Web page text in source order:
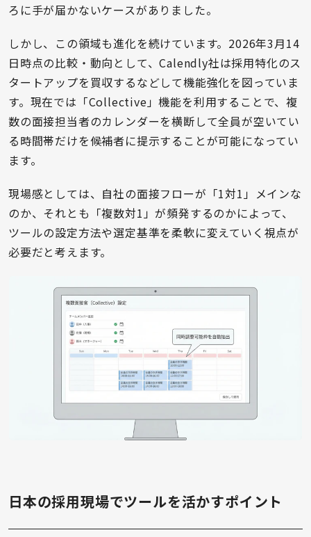
ろに手が届かないケースがありました。
しかし、この領域も進化を続けています。2026年3月14
日時点の比較・動向として、Calendly社は採用特化のス
タートアップを買収するなどして機能強化を図っていま
す。現在では「Collective」機能を利用することで、複
数の面接担当者のカレンダーを横断して全員が空いてい
る時間帯だけを候補者に提示することが可能になってい
ます。
現場感としては、自社の面接フローが「1対1」メインな
のか、それとも「複数対1」が頻発するのかによって、
ツールの設定方法や選定基準を柔軟に変えていく視点が
必要だと考えます。
日本の採用現場でツールを活かすポイント